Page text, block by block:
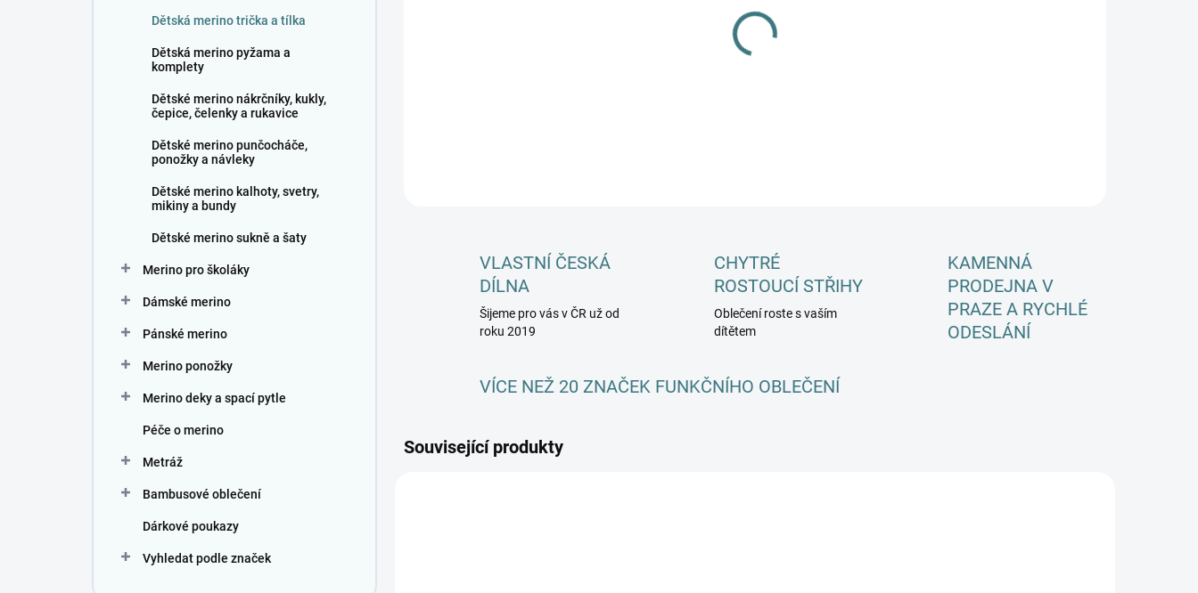
Dětská merino trička a tílka
Dětská merino pyžama a
komplety
Dětské merino nákrčníky, kukly,
čepice, čelenky a rukavice
Dětské merino punčocháče,
ponožky a návleky
Dětské merino kalhoty, svetry,
mikiny a bundy
Dětské merino sukně a šaty
Merino pro školáky
Dámské merino
Pánské merino
Merino ponožky
Merino deky a spací pytle
Péče o merino
Metráž
Bambusové oblečení
Dárkové poukazy
Vyhledat podle značek
MŮŽEME DORUČIT DO:
VLASTNÍ ČESKÁ
DÍLNA
Šijeme pro vás v ČR už od
roku 2019
CHYTRÉ
ROSTOUCÍ STŘIHY
Oblečení roste s vaším
dítětem
KAMENNÁ
PRODEJNA V
PRAZE A RYCHLÉ
ODESLÁNÍ
VÍCE NEŽ 20 ZNAČEK FUNKČNÍHO OBLEČENÍ
Související produkty